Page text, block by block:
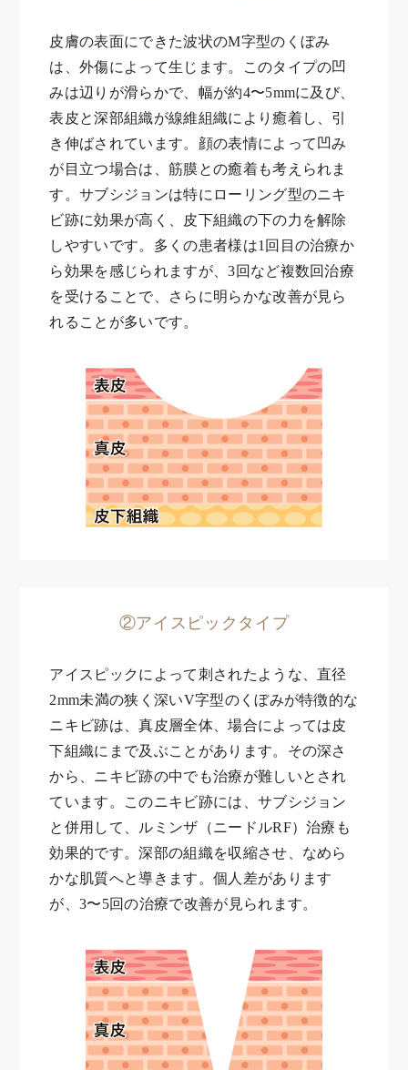
皮膚の表面にできた波状のM字型のくぼみ
は、外傷によって生じます。このタイプの凹
みは辺りが滑らかで、幅が約4〜5mmに及び、
表皮と深部組織が線維組織により癒着し、引
き伸ばされています。顔の表情によって凹み
が目立つ場合は、筋膜との癒着も考えられま
す。サブシジョンは特にローリング型のニキ
ビ跡に効果が高く、皮下組織の下の力を解除
しやすいです。多くの患者様は1回目の治療か
ら効果を感じられますが、3回など複数回治療
を受けることで、さらに明らかな改善が見ら
れることが多いです。
②アイスピックタイプ
アイスピックによって刺されたような、直径
2mm未満の狭く深いV字型のくぼみが特徴的な
ニキビ跡は、真皮層全体、場合によっては皮
下組織にまで及ぶことがあります。その深さ
から、ニキビ跡の中でも治療が難しいとされ
ています。このニキビ跡には、サブシジョン
と併用して、ルミンザ（ニードルRF）治療も
効果的です。深部の組織を収縮させ、なめら
かな肌質へと導きます。個人差があります
が、3〜5回の治療で改善が見られます。